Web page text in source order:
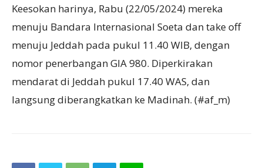
Keesokan harinya, Rabu (22/05/2024) mereka
menuju Bandara Internasional Soeta dan take off
menuju Jeddah pada pukul 11.40 WIB, dengan
nomor penerbangan GIA 980. Diperkirakan
mendarat di Jeddah pukul 17.40 WAS, dan
langsung diberangkatkan ke Madinah. (#af_m)